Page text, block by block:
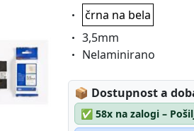
Eigenschaft:
črna na bela
Eigenschaft:
3,5mm
Eigenschaft:
Nelaminirano
📦 Lagerstatus:
Dostupnost a
✅ 58x na zalogi –